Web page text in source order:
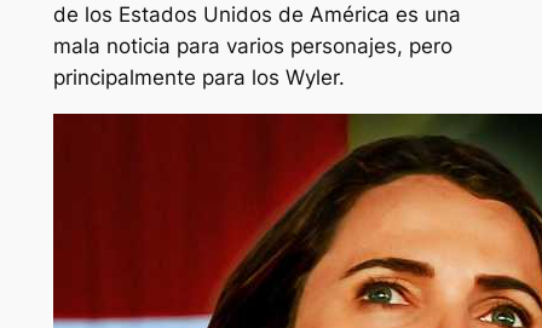
de los Estados Unidos de América es una
mala noticia para varios personajes, pero
principalmente para los Wyler.